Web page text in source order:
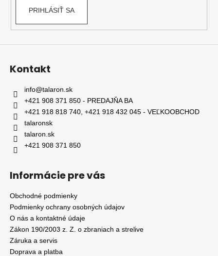
PRIHLÁSIŤ SA
Kontakt
info@talaron.sk
+421 908 371 850 - PREDAJŇA BA
+421 918 818 740, +421 918 432 045 - VEĽKOOBCHOD
talaronsk
talaron.sk
+421 908 371 850
Informácie pre vás
Obchodné podmienky
Podmienky ochrany osobných údajov
O nás a kontaktné údaje
Zákon 190/2003 z. Z. o zbraniach a strelive
Záruka a servis
Doprava a platba